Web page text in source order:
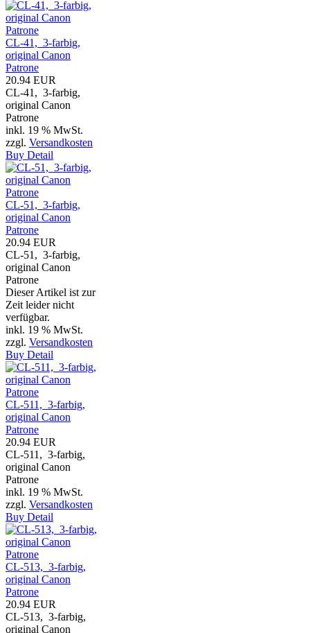
CL-41, 3-farbig,
original Canon
Patrone
20.94 EUR
CL-41, 3-farbig,
original Canon
Patrone
inkl. 19 % MwSt.
zzgl. Versandkosten
Buy Detail
CL-51, 3-farbig,
original Canon
Patrone
20.94 EUR
CL-51, 3-farbig,
original Canon
Patrone
Dieser Artikel ist zur
Zeit leider nicht
verfügbar.
inkl. 19 % MwSt.
zzgl. Versandkosten
Buy Detail
CL-511, 3-farbig,
original Canon
Patrone
20.94 EUR
CL-511, 3-farbig,
original Canon
Patrone
inkl. 19 % MwSt.
zzgl. Versandkosten
Buy Detail
CL-513, 3-farbig,
original Canon
Patrone
20.94 EUR
CL-513, 3-farbig,
original Canon